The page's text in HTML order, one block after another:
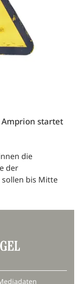
startet
die
der
sollen bis Mitte